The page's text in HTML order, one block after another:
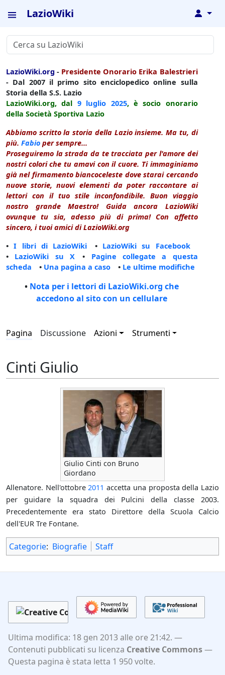
LazioWiki ↓
LazioWiki.org - Presidente Onorario Erika Balestrieri
- Dal 2007 il primo sito enciclopedico online sulla
Storia della S.S. Lazio
LazioWiki.org, dal 9 luglio 2025, è socio onorario
della Società Sportiva Lazio
Abbiamo scritto la storia della Lazio insieme. Ma tu, di
più. Fabio per sempre...
Proseguiremo la strada da te tracciata per l'amore dei
nostri colori che tu amavi con il cuore. Ti immaginiamo
già nel firmamento biancoceleste dove starai cercando
nuove storie, nuovi elementi da poter raccontare ai
lettori con il tuo stile inconfondibile. Buon viaggio
nostro grande Maestro! Guida ancora LazioWiki
ovunque tu sia, adesso più di prima! Con affetto
sincero, i tuoi amici di LazioWiki.org
•I libri di LazioWiki • LazioWiki su Facebook
• LazioWiki su X • Pagine collegate a questa
scheda • Una pagina a caso • Le ultime modifiche
• Nota per i lettori di LazioWiki.org che
accedono al sito con un cellulare
Pagina Discussione Azioni Strumenti
Cinti Giulio
Giulio Cinti con Bruno
Giordano
Allenatore. Nell'ottobre2011 accetta una proposta della Lazio
per guidare la squadra dei Pulcini della classe 2003.
Precedentemente era stato Direttore della Scuola Calcio
dell'EUR Tre Fontane.
Categorie: Biografie Staff
Ultima modifica: 18 gen 2013 alle ore 21:42.
Contenuti pubblicati su licenza Creative Commons
Questa pagina è stata letta 1 950 volte.